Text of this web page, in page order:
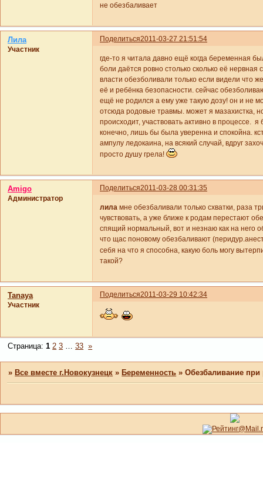
не обезбаливает
Поделиться2011-03-27 21:51:54
Лила
Участник
где-то я читала давно ещё когда беременная
боли даётся ровно столько сколько её
власти обезболивали только если видели что
её и ребёнка безопасности. сейчас
ещё не родился а ему уже такую дозу! он и не
отсюда родовые травмы. может я мазахистка,
происходит, участвовать активно в процессе.
конечно, лишь бы была уверенна и спокойна.
ампулу ледокаина, на всякий случай, вдруг
просто душу грела!
Поделиться2011-03-28 00:31:35
Amigo
Администратор
лила мне обезбаливали только схватки, раза
чувствовать, а уже ближе к родам перестают
спящий нормальный, вот и незнаю как на него
что щас поновому обезбаливают
себя на что я способна, какую боль могу
такой?
Поделиться2011-03-29 10:42:34
Tanaya
Участник
Страница:1 2 3 33 »
» Все вместе г.Новокузнецк » Беременность »Обезбаливание при